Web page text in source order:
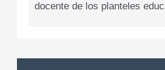
docente de los planteles